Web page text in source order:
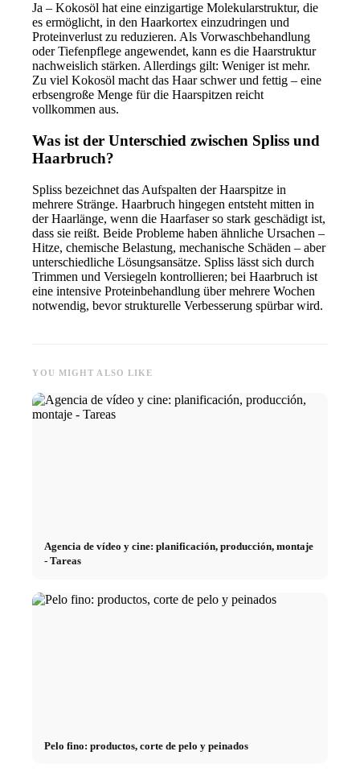
Ja – Kokosöl hat eine einzigartige Molekularstruktur, die
es ermöglicht, in den Haarkortex einzudringen und
Proteinverlust zu reduzieren. Als Vorwaschbehandlung
oder Tiefenpflege angewendet, kann es die Haarstruktur
nachweislich stärken. Allerdings gilt: Weniger ist mehr.
Zu viel Kokosöl macht das Haar schwer und fettig – eine
erbsengroße Menge für die Haarspitzen reicht
vollkommen aus.
Was ist der Unterschied zwischen Spliss und
Haarbruch?
Spliss bezeichnet das Aufspalten der Haarspitze in
mehrere Stränge. Haarbruch hingegen entsteht mitten in
der Haarlänge, wenn die Haarfaser so stark geschädigt ist,
dass sie reißt. Beide Probleme haben ähnliche Ursachen –
Hitze, chemische Belastung, mechanische Schäden – aber
unterschiedliche Lösungsansätze. Spliss lässt sich durch
Trimmen und Versiegeln kontrollieren; bei Haarbruch ist
eine intensive Proteinbehandlung über mehrere Wochen
notwendig, bevor strukturelle Verbesserung spürbar wird.
YOU MIGHT ALSO LIKE
Agencia de vídeo y cine: planificación, producción, montaje
- Tareas
Pelo fino: productos, corte de pelo y peinados